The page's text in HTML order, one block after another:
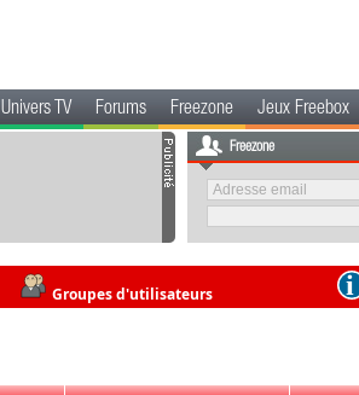
Univers TV Forums Freezone Jeux Freebox
Freezone
Groupes d'utilisateurs